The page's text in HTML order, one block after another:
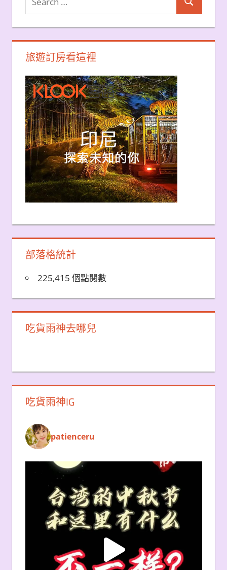
Search
旅遊訂房看這裡
部落格統計
225,415 個點閱數
吃貨雨神去哪兒
吃貨雨神IG
patienceru